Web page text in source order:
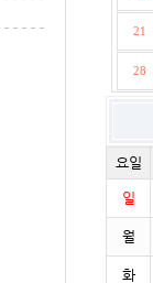
21
28
요일
일
월
화